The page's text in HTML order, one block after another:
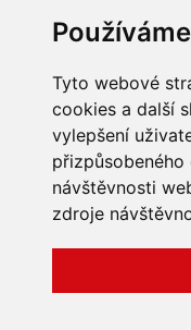
Tyto webové
cookies a další
vylepšení
přizpůsobeného
návštěvnosti
zdroje
Hmotnost9 kg
INFORMACE
Obchodní podmínky
Zpracování a ochrana
osobních údajů
O nás